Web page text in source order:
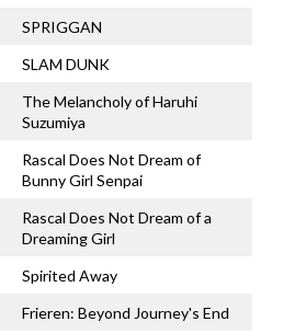
SPRIGGAN
SLAM DUNK
The Melancholy of Haruhi
Suzumiya
Rascal Does Not Dream of
Bunny Girl Senpai
Rascal Does Not Dream of a
Dreaming Girl
Spirited Away
Frieren: Beyond Journey's End